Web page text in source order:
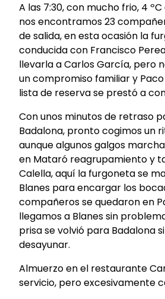
A las 7:30, con mucho frio, 4
nos encontramos 23
de salida, en esta ocasión la
conducida con Francisco
llevarla a Carlos García, pero
un compromiso familiar y
lista de reserva se prestó a
Con unos minutos de retraso
Badalona, pronto cogimos un
aunque algunos galgos
en Mataró reagrupamiento y
Calella, aquí la furgoneta se
Blanes para encargar los
compañeros se quedaron en
llegamos a Blanes sin
prisa se volvió para Badalona
desayunar.
Almuerzo en el restaurante
servicio, pero excesivamente